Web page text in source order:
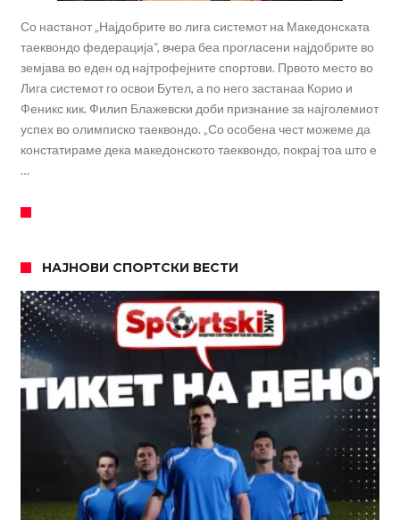
Со настанот „Најдобрите во лига системот на Македонската
таеквондо федерација“, вчера беа прогласени најдобрите во
земјава во еден од најтрофејните спортови. Првото место во
Лига системот го освои Бутел, а по него застанаа Корио и
Феникс кик. Филип Блажевски доби признание за најголемиот
успех во олимписко таеквондо. „Со особена чест можеме да
констатираме дека македонското таеквондо, покрај тоа што е
…
НАЈНОВИ СПОРТСКИ ВЕСТИ